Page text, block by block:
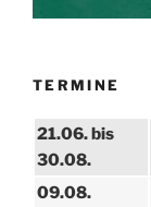
TERMINE
21.06. bis
30.08.
09.08.